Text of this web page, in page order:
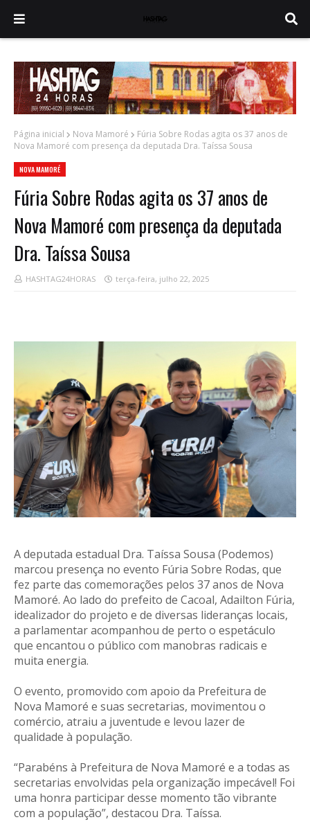
Página inicial Nova Mamoré
Fúria Sobre Rodas agita os 37 anos de
Nova Mamoré com presença da deputada Dra. Taíssa Sousa
NOVA MAMORÉ
Fúria Sobre Rodas agita os 37 anos de
Nova Mamoré com presença da deputada
Dra. Taíssa Sousa
HASHTAG24HORAS terça-feira, julho 22, 2025
A deputada estadual Dra. Taíssa Sousa (Podemos)
marcou presença no evento Fúria Sobre Rodas, que
fez parte das comemorações pelos 37 anos de Nova
Mamoré. Ao lado do prefeito de Cacoal, Adailton Fúria,
idealizador do projeto e de diversas lideranças locais,
a parlamentar acompanhou de perto o espetáculo
que encantou o público com manobras radicais e
muita energia.
O evento, promovido com apoio da Prefeitura de
Nova Mamoré e suas secretarias, movimentou o
comércio, atraiu a juventude e levou lazer de
qualidade à população.
“Parabéns à Prefeitura de Nova Mamoré e a todas as
secretarias envolvidas pela organização impecável! Foi
uma honra participar desse momento tão vibrante
com a população”, destacou Dra. Taíssa.